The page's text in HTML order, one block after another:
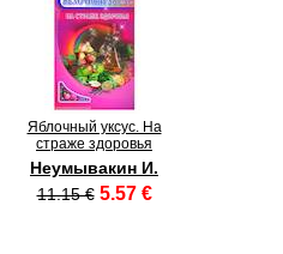
Яблочный уксус. На
страже здоровья
Неумывакин И.
11.15 € 5.57 €